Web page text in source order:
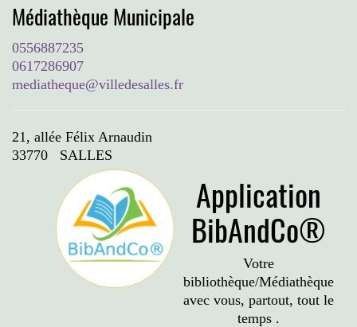
Médiathèque Municipale
0556887235
0617286907
mediatheque@villedesalles.fr
21, allée Félix Arnaudin
33770 SALLES
Application
BibAndCo®
Votre
bibliothèque/Médiathèque
avec vous, partout, tout le
temps .